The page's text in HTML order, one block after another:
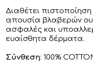
Διαθέτει
απουσία βλαβερών
ασφαλές και
ευαίσθητα δέρματα.
Σύνθεση: 100%